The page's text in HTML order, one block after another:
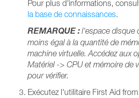
Pour plus d'informations,
la base de connaissances.
REMARQUE : l'espace disque
moins égal à la quantité de
machine virtuelle. Accédez aux
Matériel -> CPU et mémoire de
pour vérifier.
Exécutez l'utilitaire First Aid